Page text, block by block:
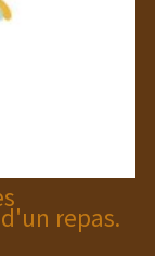
repas.